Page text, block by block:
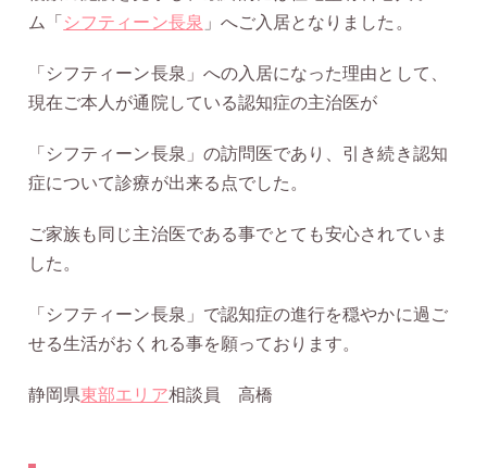
ム「 シフティーン長泉 」へご入居となりました。
「シフティーン長泉」への入居になった理由として、
現在ご本人が通院している認知症の主治医が
「シフティーン長泉」の訪問医であり、引き続き認知
症について診療が出来る点でした。
ご家族も同じ主治医である事でとても安心されていま
した。
「シフティーン長泉」で認知症の進行を穏やかに過ご
せる生活がおくれる事を願っております。
静岡県東部エリア相談員 高橋